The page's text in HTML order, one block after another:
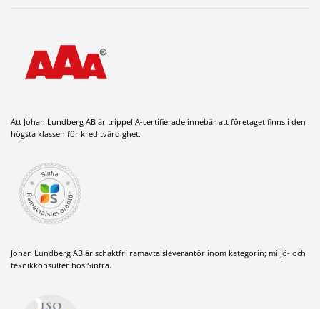
Att Johan Lundberg AB är trippel A-certifierade innebär att företaget finns i den
högsta klassen för kreditvärdighet.
Johan Lundberg AB är schaktfri ramavtalsleverantör inom kategorin; miljö- och
teknikkonsulter hos Sinfra.